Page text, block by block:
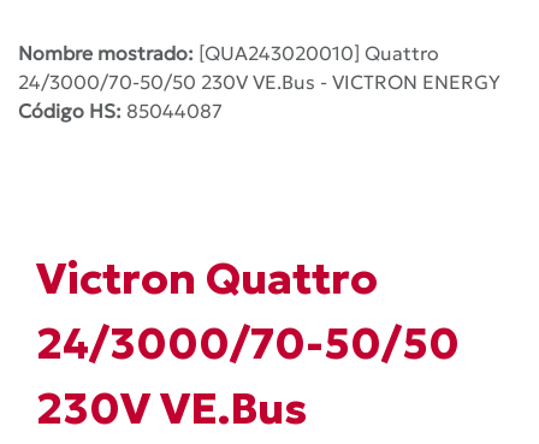
Nombre mostrado: [QUA243020010] Quattro
24/3000/70-50/50 230V VE.Bus - VICTRON ENERGY
Código HS: 85044087
Victron Quattro
24/3000/70-50/50
230V VE.Bus